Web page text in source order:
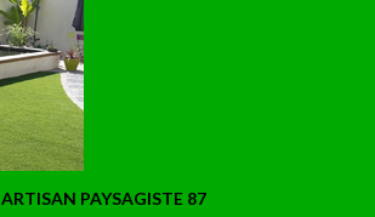
ARTISAN PAYSAGISTE 87